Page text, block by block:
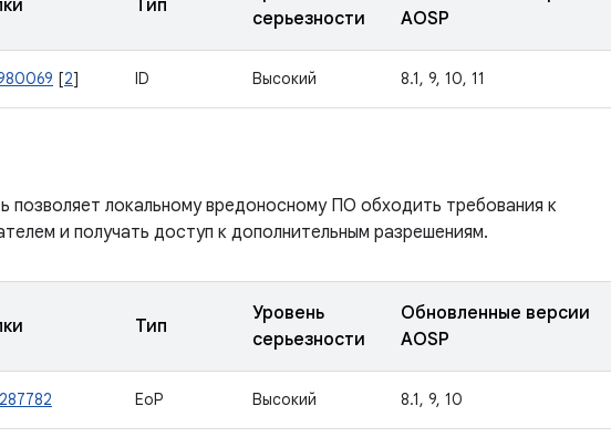
Тип
серьезности
AOSP
[2] ID Высокий 8.1, 9, 10, 11
позволяет локальному вредоносному ПО обходить требования к
и получать доступ к дополнительным разрешениям.
Тип
Уровень
серьезности
Обновленные версии
AOSP
EoP Высокий 8.1, 9, 10